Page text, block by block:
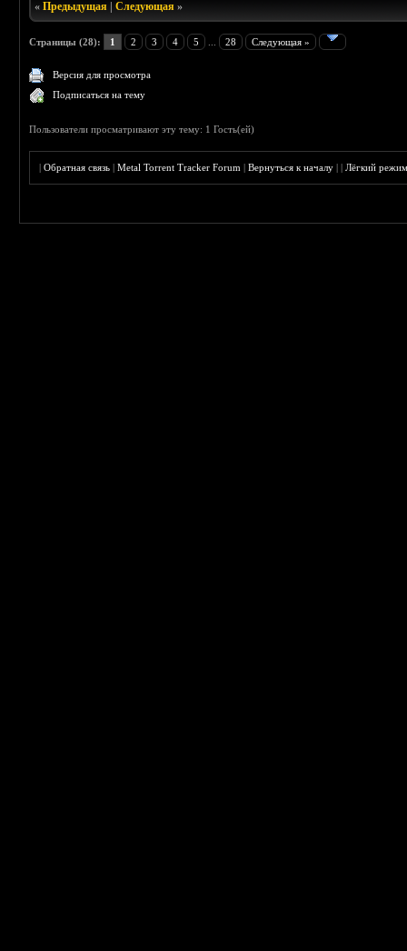
«Предыдущая |Следующая »
Страницы (28): 1 2 3 4 5 28 Следующая »
Версия для просмотра
Подписаться на тему
Пользователи просматривают эту тему: 1 Гость(ей)
|Обратная связь |Metal Torrent Tracker Forum |Вернуться к началу ||Лёгкий